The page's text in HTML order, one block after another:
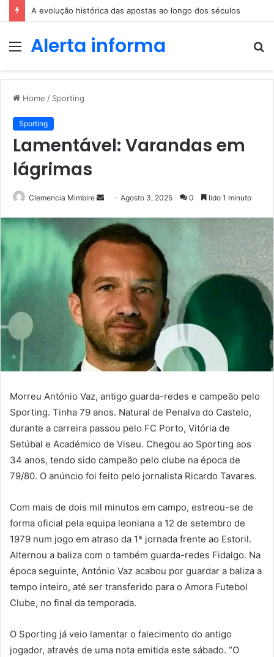
A evolução histórica das apostas ao longo dos séculos
MenuAlerta informa
Home / Sporting
Sporting
Lamentável: Varandas em
lágrimas
Clemencia Mimbire
Send
email
Agosto 3, 2025 0 lido 1 minuto
Morreu António Vaz, antigo guarda-redes e campeão pelo
Sporting. Tinha 79 anos. Natural de Penalva do Castelo,
durante a carreira passou pelo FC Porto, Vitória de
Setúbal e Académico de Viseu. Chegou ao Sporting aos
34 anos, tendo sido campeão pelo clube na época de
79/80. O anúncio foi feito pelo jornalista Ricardo Tavares.
Com mais de dois mil minutos em campo, estreou-se de
forma oficial pela equipa leoniana a 12 de setembro de
1979 num jogo em atraso da 1ª jornada frente ao Estoril.
Alternou a baliza com o também guarda-redes Fidalgo. Na
época seguinte, António Vaz acabou por guardar a baliza a
tempo inteiro, até ser transferido para o Amora Futebol
Clube, no final da temporada.
O Sporting já veio lamentar o falecimento do antigo
jogador, através de uma nota emitida este sábado. “O